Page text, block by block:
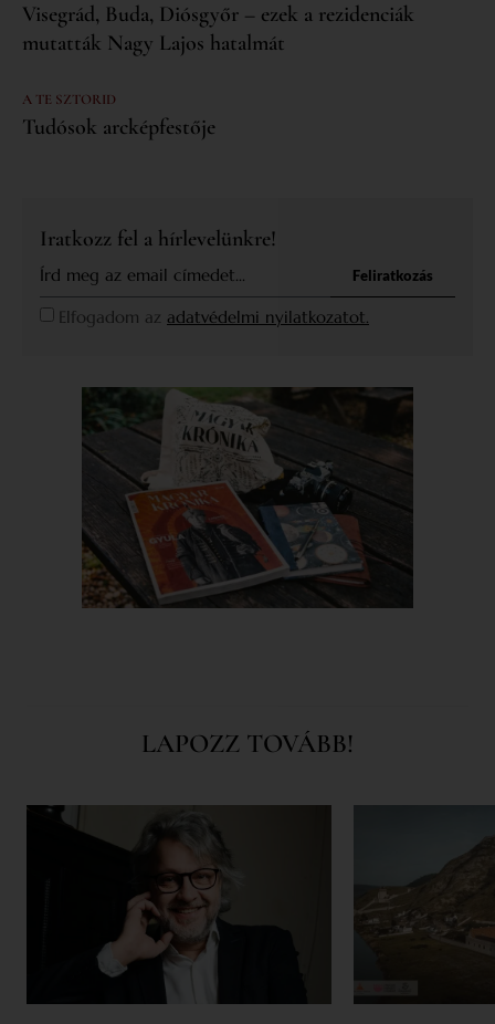
Visegrád, Buda, Diósgyőr – ezek a rezidenciák
mutatták Nagy Lajos hatalmát
A TE SZTORID
Tudósok arcképfestője
Iratkozz fel a hírlevelünkre!
Elfogadom az adatvédelmi nyilatkozatot.
Feliratkozás
LAPOZZ TOVÁBB!